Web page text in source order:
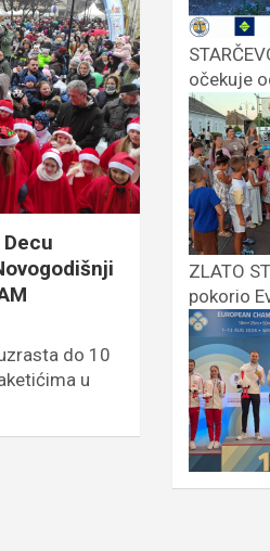
Decu
do 10
u
očekuje
ZLATO
pokorio